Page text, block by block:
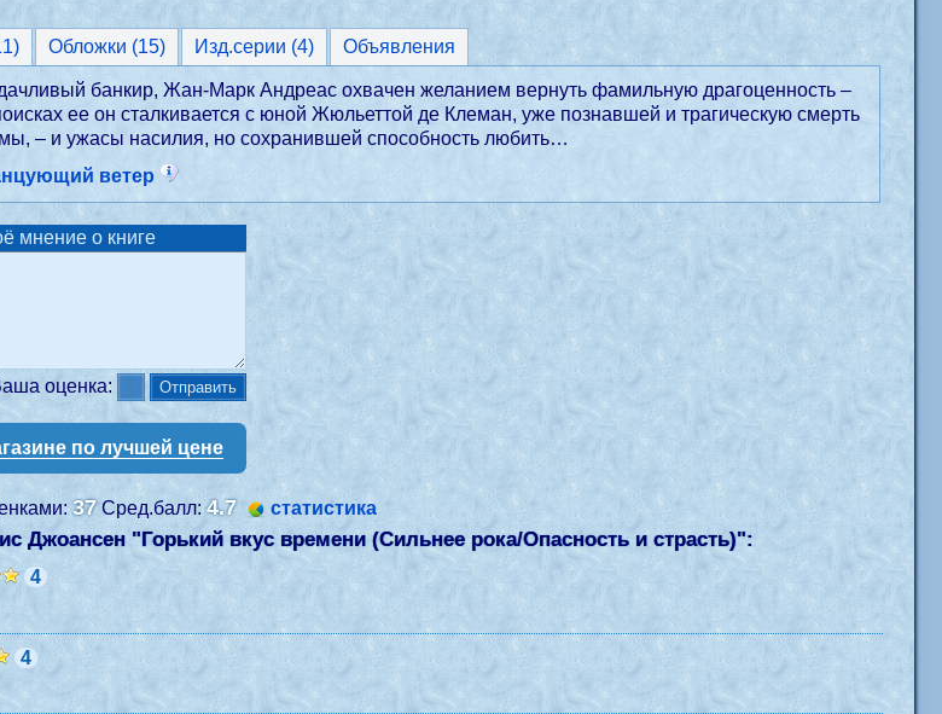
(11) Обложки (15) Изд.серии (4) Объявления
банкир, Жан-Марк Андреас охвачен желанием вернуть фамильную драгоценность –
ее он сталкивается с юной Жюльеттой де Клеман, уже познавшей и трагическую смерть
– и ужасы насилия, но сохранившей способность любить…
ветер
мнение о книге
оценка:
по лучшей цене
37Сред.балл:4.7 статистика
Джоансен "Горький вкус времени (Сильнее рока/Опасность и страсть)":
4
4